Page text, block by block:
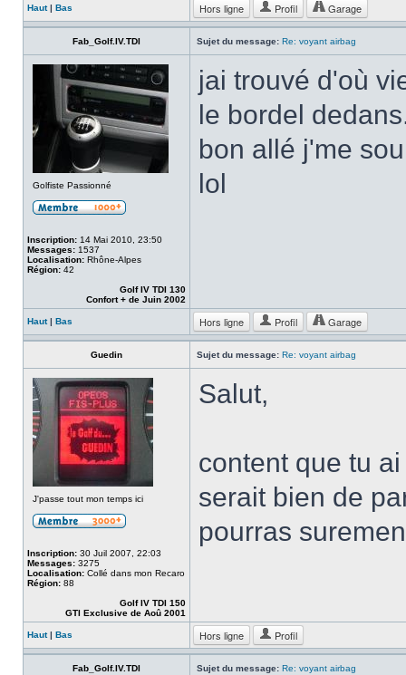
Haut| Bas Hors ligne Profil Garage
Fab_Golf.IV.TDI Sujet du message: Re: voyant airbag
Golfiste Passionné
Inscription: 14 Mai 2010, 23:50
Messages: 1537
Localisation: Rhône-Alpes
Région: 42
Golf IV TDI 130
Confort + de Juin 2002
jai trouvé d'où
le bordel
bon allé j'me
lol
Haut| Bas Hors ligne Profil Garage
Guedin Sujet du message: Re: voyant airbag
J'passe tout mon temps ici
Inscription: 30 Juil 2007, 22:03
Messages: 3275
Localisation: Collé dans mon Recaro
Région: 88
Golf IV TDI 150
GTI Exclusive de Aoû 2001
Salut,
content que tu
serait bien de
pourras
Haut| Bas Hors ligne Profil
Fab_Golf.IV.TDI Sujet du message: Re: voyant airbag